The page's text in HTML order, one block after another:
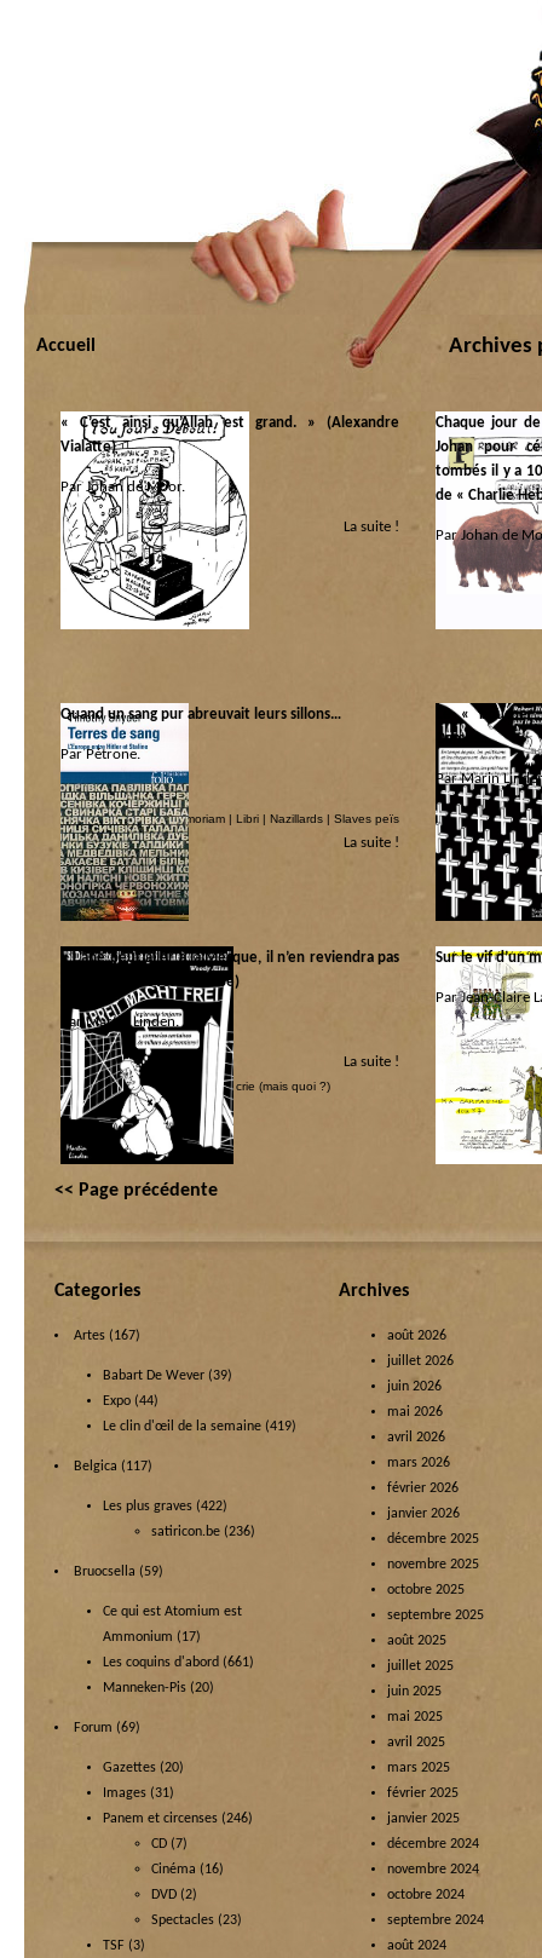
Accueil Archives
« C’est ainsi qu’Allah est grand. » (Alexandre
Vialatte)
Par Johan de Moor.
Catégorie :
In memoriam
La suite !
Chaque jour
Johan pour
tombés il y a
de « Charlie
Par Johan de
Catégorie :
Quand un sang pur abreuvait leurs sillons…
Par Pétrone.
Catégorie :
Héros et Zéros|In memoriam | Libri | Nazillards | Slaves peïs
La suite !
Le «
Dames…
Par Marin
Catégorie :
In memoriam
« L’âne peut aller à la Mecque, il n’en reviendra pas
pèlerin. » (Proverbe arabe)
Par Martin Linden.
Catégorie :
Ecclesia|In memoriam Jésus crie (mais quoi ?)
La suite !
Sur le vif d’un
Par Jean-Claire
Catégorie :
<< Page précédente
Categories
Artes (167)
Babart De Wever (39)
Expo (44)
Le clin d'œil de la semaine (419)
Belgica (117)
Les plus graves (422)
satiricon.be (236)
Bruocsella (59)
Ce qui est Atomium est
Ammonium (17)
Les coquins d'abord (661)
Manneken-Pis (20)
Forum (69)
Gazettes (20)
Images (31)
Panem et circenses (246)
CD (7)
Cinéma (16)
DVD (2)
Spectacles (23)
TSF (3)
Archives
août 2026
juillet 2026
juin 2026
mai 2026
avril 2026
mars 2026
février 2026
janvier 2026
décembre 2025
novembre 2025
octobre 2025
septembre 2025
août 2025
juillet 2025
juin 2025
mai 2025
avril 2025
mars 2025
février 2025
janvier 2025
décembre 2024
novembre 2024
octobre 2024
septembre 2024
août 2024